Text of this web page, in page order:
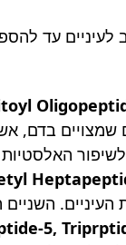
עד
שמצויים
העיניים.
5,